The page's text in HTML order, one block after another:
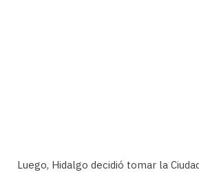
Luego, Hidalgo decidió tomar la